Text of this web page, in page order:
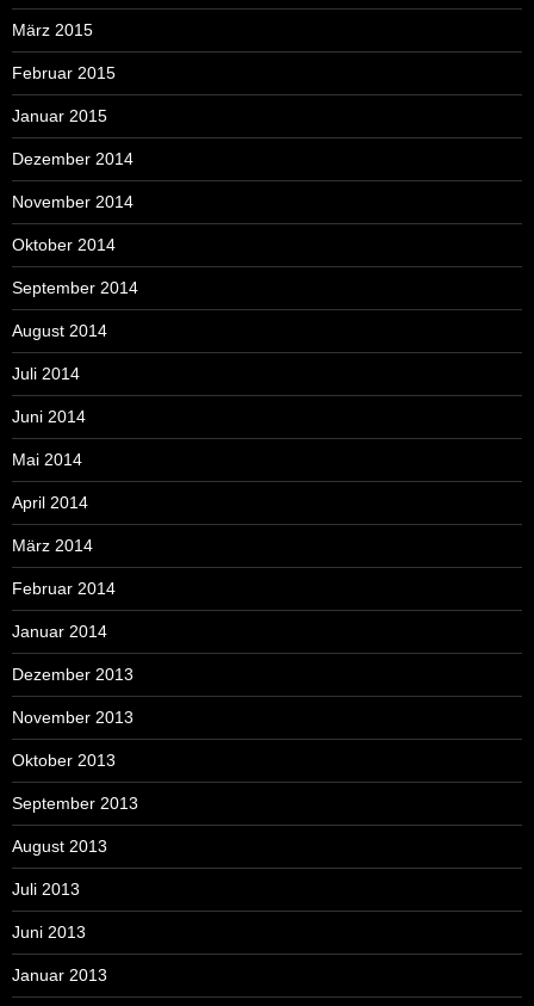
März 2015
Februar 2015
Januar 2015
Dezember 2014
November 2014
Oktober 2014
September 2014
August 2014
Juli 2014
Juni 2014
Mai 2014
April 2014
März 2014
Februar 2014
Januar 2014
Dezember 2013
November 2013
Oktober 2013
September 2013
August 2013
Juli 2013
Juni 2013
Januar 2013